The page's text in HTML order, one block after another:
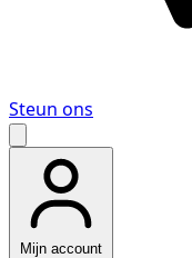
Steun ons
Mijn account